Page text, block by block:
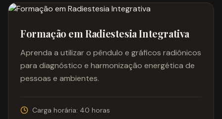
Formação em Radiestesia Integrativa
Aprenda a utilizar o pêndulo e gráficos radiônicos
para diagnóstico e harmonização energética de
pessoas e ambientes.
Carga horária: 40 horas